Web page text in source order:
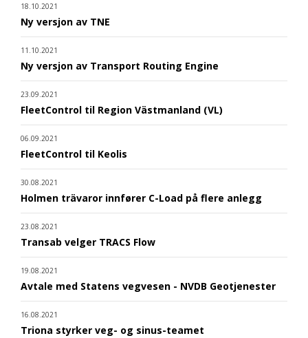
18.10.2021
Ny versjon av TNE
11.10.2021
Ny versjon av Transport Routing Engine
23.09.2021
FleetControl til Region Västmanland (VL)
06.09.2021
FleetControl til Keolis
30.08.2021
Holmen trävaror innfører C-Load på flere anlegg
23.08.2021
Transab velger TRACS Flow
19.08.2021
Avtale med Statens vegvesen - NVDB Geotjenester
16.08.2021
Triona styrker veg- og sinus-teamet